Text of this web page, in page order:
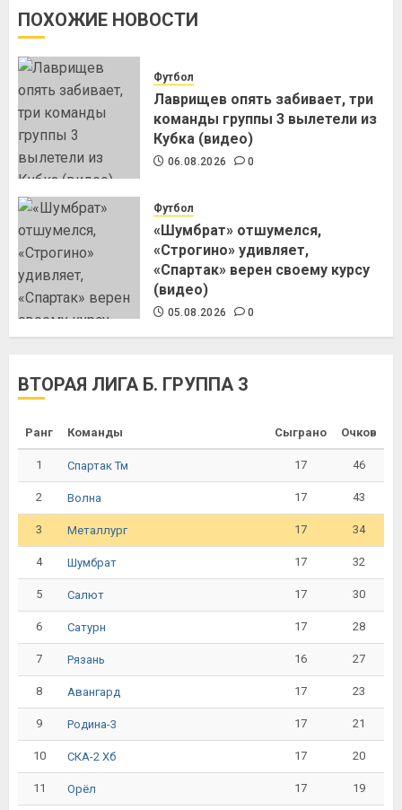
ПОХОЖИЕ НОВОСТИ
Футбол
Лаврищев опять забивает, три
команды группы 3 вылетели из
Кубка (видео)
06.08.2026 0
Футбол
«Шумбрат» отшумелся,
«Строгино» удивляет,
«Спартак» верен своему курсу
(видео)
05.08.2026 0
ВТОРАЯ ЛИГА Б. ГРУППА 3
Ранг Команды Сыграно Очков
1 Спартак Тм 17 46
2 Волна 17 43
3 Металлург 17 34
4 Шумбрат 17 32
5 Салют 17 30
6 Сатурн 17 28
7 Рязань 16 27
8 Авангард 17 23
9 Родина-3 17 21
10 СКА-2 Хб 17 20
11 Орёл 17 19